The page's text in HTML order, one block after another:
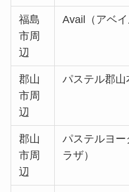
福島
市周
辺
Avail（アベ
郡山
市周
辺
パステル郡山
郡山
市周
辺
パステルヨ
ラザ）